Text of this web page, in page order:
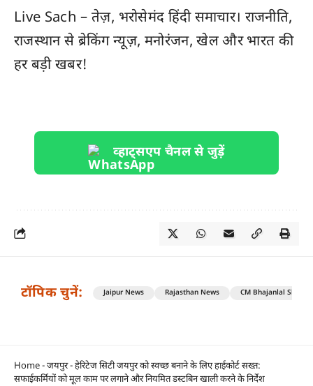
Live Sach – तेज़, भरोसेमंद हिंदी समाचार। राजनीति,
राजस्थानसे ब्रेकिंग न्यूज़, मनोरंजन, खेल औरभारत की
हर बड़ी खबर!
व्हाट्सएप चैनल से जुड़ें
टॉपिक चुनें: Jaipur News Rajasthan News CM Bhajanlal
Home-जयपुर-हेरिटेज सिटी जयपुर को स्वच्छ बनाने के लिए हाईकोर्ट सख्त:
सफाईकर्मियों को मूल काम पर लगाने और नियमित डस्टबिन खाली करने के निर्देश